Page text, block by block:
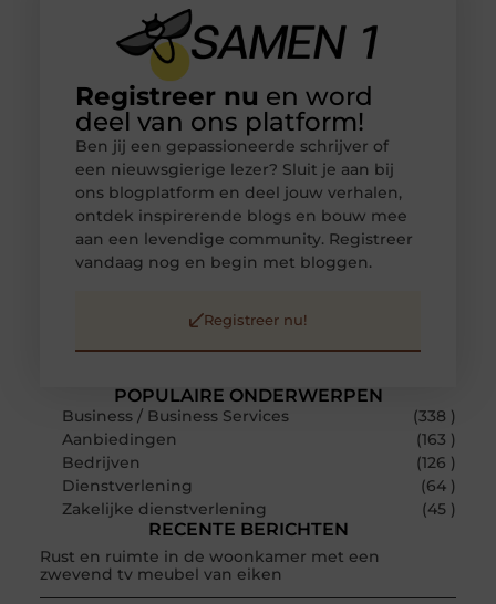
POPULAIRE ONDERWERPEN
Business / Business Services
(338 )
Aanbiedingen
(163 )
Bedrijven
(126 )
Dienstverlening
(64 )
Zakelijke dienstverlening
(45 )
RECENTE BERICHTEN
Rust en ruimte in de woonkamer met een
zwevend tv meubel van eiken
Registreer nu en word
deel van ons platform!
Ben jij een gepassioneerde schrijver of
een nieuwsgierige lezer? Sluit je aan bij
ons blogplatform en deel jouw verhalen,
ontdek inspirerende blogs en bouw mee
aan een levendige community. Registreer
vandaag nog en begin met bloggen.
Registreer nu!